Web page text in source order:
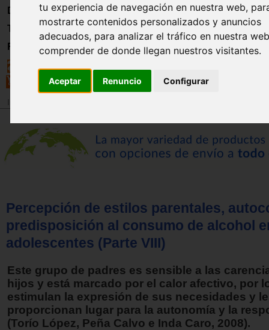
tu experiencia de navegación en nuestra web,
mostrarte contenidos personalizados y anuncios
adecuados, para analizar el tráfico en nuestra
comprender de donde llegan nuestros visitantes.
Aceptar Renuncio Configurar
Directorio
Trabajo
Registro
Percepción de estilos parentales,
predisposición al consumo de alcohol
adolescentes (Parte VIII)
Este grupo de padres es sensible a las
hijos y está marcado por el calor afectivo, por
estimulan la expresión de sus necesidades y
proporcionan lugar para la autonomía y la
(Torío López, Peña Calvo e Inda Caro, 2008).